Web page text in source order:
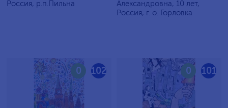
Россия, р.п.Пильна
Александровна, 10 лет,
Россия, г. о. Горловка
102
0 101
0